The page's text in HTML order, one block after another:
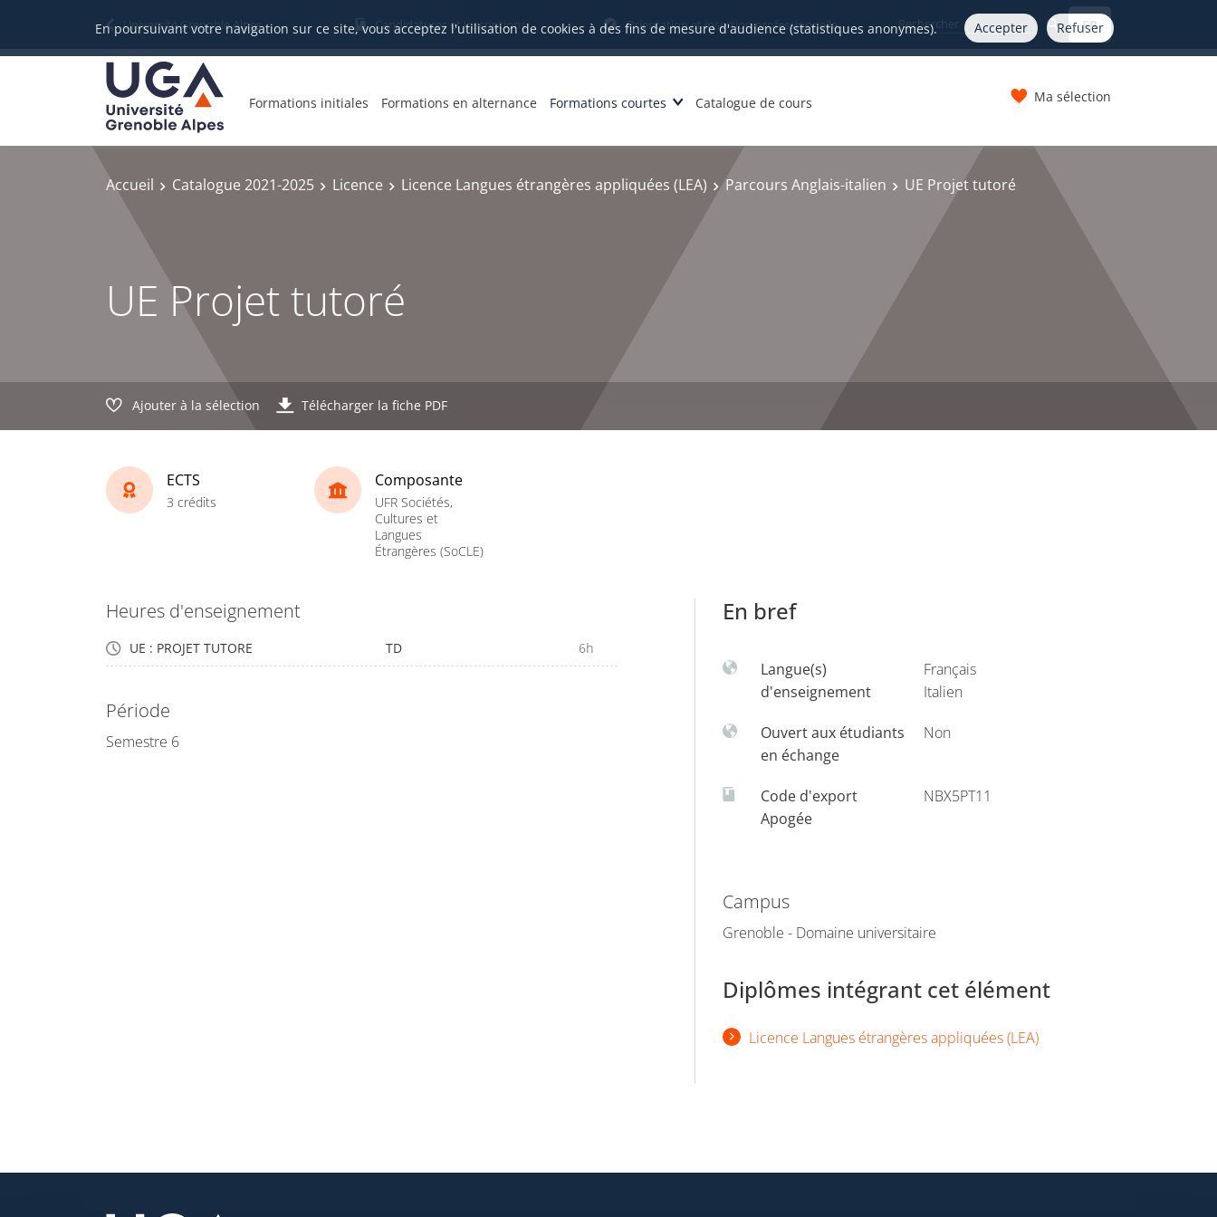
En poursuivant votre navigation sur ce site, vous acceptez l'utilisation de cookies à des fins de mesure d'audience (statistiques anonymes). Accepter Refuser
Université Grenoble Alpes Candidatures et inscriptions Orientation et insertion professionnelle FR
Formations initiales Formations en alternance Formations courtes Catalogue de cours Ma sélection
Accueil Catalogue 2021-2025 Licence Licence Langues étrangères appliquées (LEA) Parcours Anglais-italien UE Projet tutoré
UE Projet tutoré
Ajouter à la sélection Télécharger la fiche PDF
ECTS
3 crédits
Composante
UFR Sociétés,
Cultures et
Langues
Étrangères (SoCLE)
Heures d'enseignement
UE : PROJET TUTORE TD 6h
Période
Semestre 6
En bref
Langue(s)
d'enseignement
Français
Italien
Ouvert aux étudiants
en échange
Non
Code d'export
Apogée
NBX5PT11
Campus
Grenoble - Domaine universitaire
Diplômes intégrant cet élément
Licence Langues étrangères appliquées (LEA)